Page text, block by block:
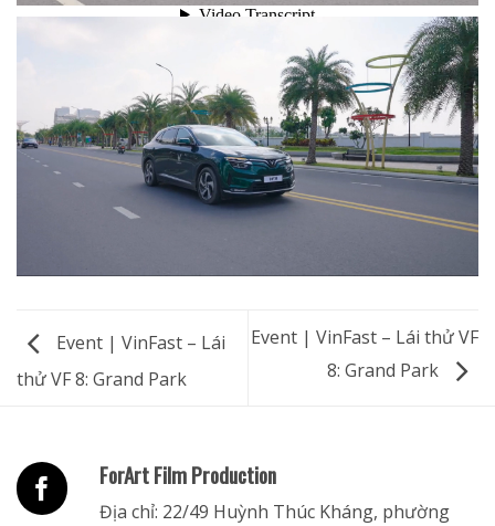
Event | VinFast – Lái
thử VF 8: Grand Park
Event | VinFast – Lái thử VF
8: Grand Park
ForArt Film Production
Địa chỉ: 22/49 Huỳnh Thúc Kháng, phường